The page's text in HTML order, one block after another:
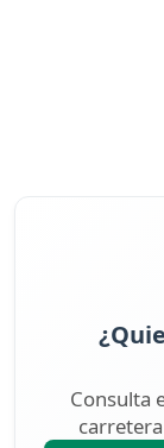
Consulta